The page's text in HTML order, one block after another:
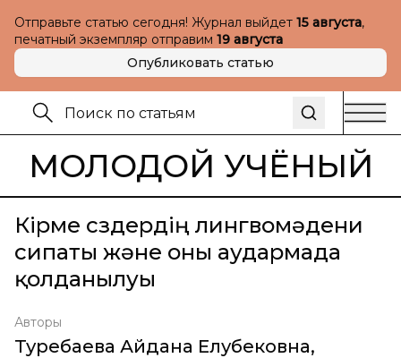
Отправьте статью сегодня! Журнал выйдет 15 августа,
печатный экземпляр отправим 19 августа
Опубликовать статью
МОЛОДОЙ УЧЁНЫЙ
Кірме сөздердің лингвомәдени
сипаты және оны аудармада
қолданылуы
Авторы
Туребаева Айдана Елубековна,